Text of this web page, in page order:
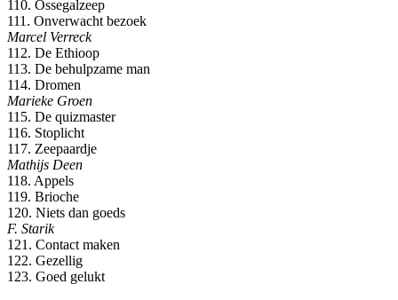
110. Ossegalzeep
111. Onverwacht bezoek
Marcel Verreck
112. De Ethioop
113. De behulpzame man
114. Dromen
Marieke Groen
115. De quizmaster
116. Stoplicht
117. Zeepaardje
Mathijs Deen
118. Appels
119. Brioche
120. Niets dan goeds
F. Starik
121. Contact maken
122. Gezellig
123. Goed gelukt